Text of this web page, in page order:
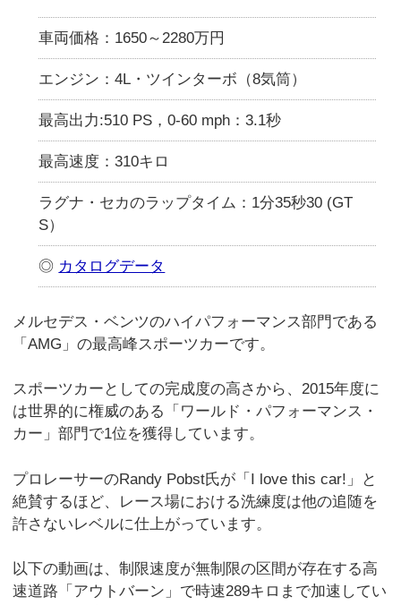
車両価格：1650～2280万円
エンジン：4L・ツインターボ（8気筒）
最高出力:510 PS，0-60 mph：3.1秒
最高速度：310キロ
ラグナ・セカのラップタイム：1分35秒30 (GT
S）
◎ カタログデータ
メルセデス・ベンツのハイパフォーマンス部門である
「AMG」の最高峰スポーツカーです。
スポーツカーとしての完成度の高さから、2015年度に
は世界的に権威のある「ワールド・パフォーマンス・
カー」部門で1位を獲得しています。
プロレーサーのRandy Pobst氏が「I love this car!」と
絶賛するほど、レース場における洗練度は他の追随を
許さないレベルに仕上がっています。
以下の動画は、制限速度が無制限の区間が存在する高
速道路「アウトバーン」で時速289キロまで加速してい